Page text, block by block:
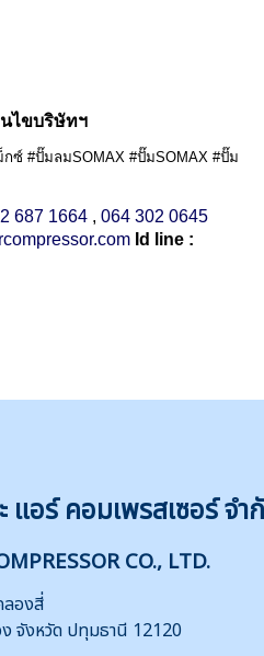
ไขบริษัทฯ
#ปั๊มลมSOMAX #ปั๊มSOMAX #ปั๊ม
687 1664 ,064 302 0645
Id line :
แอร์ คอมเพรสเซอร์ จำ
CO., LTD.
ลองสี่
จังหวัด ปทุมธานี 12120